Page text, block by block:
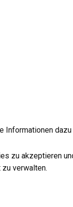
zu akzeptieren
verwalten.